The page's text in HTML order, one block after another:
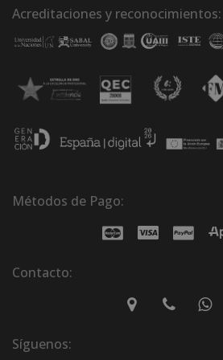
Acreditaciones y reconocimientos:
Métodos de Pago:
Contacto:
Síguenos: